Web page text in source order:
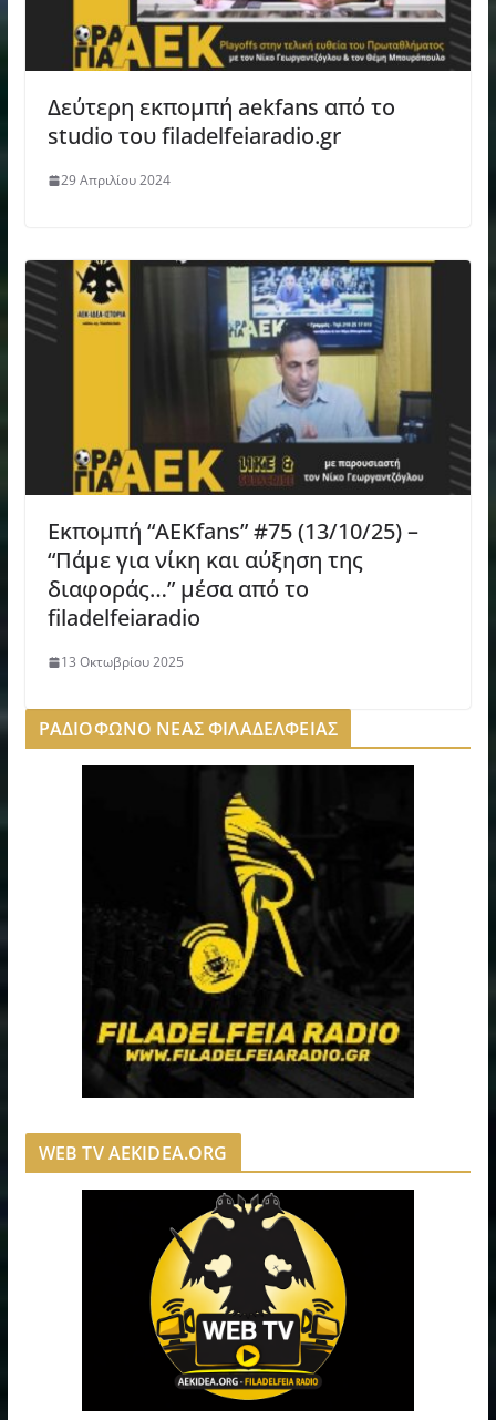
Δεύτερη εκπομπή aekfans από το
studio του filadelfeiaradio.gr
29 Απριλίου 2024
Εκπομπή “AEKfans” #75 (13/10/25) –
“Πάμε για νίκη και αύξηση της
διαφοράς…” μέσα από το
filadelfeiaradio
13 Οκτωβρίου 2025
ΡΑΔΙΟΦΩΝΟ ΝΕΑΣ ΦΙΛΑΔΕΛΦΕΙΑΣ
WEB TV AEKIDEA.ORG